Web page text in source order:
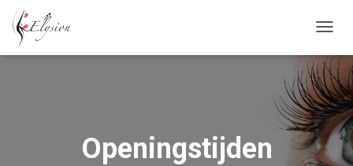
A
V
I
G
A
T
I
E
Openingstijden